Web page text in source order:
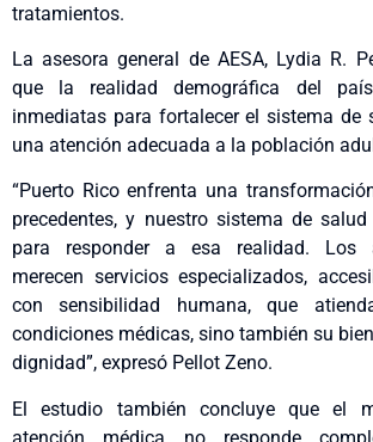
tratamientos.
La asesora general de AESA, Lydia R.
que la realidad demográfica del
inmediatas para fortalecer el sistema de
una atención adecuada a la población
“Puerto Rico enfrenta una
precedentes, y nuestro sistema de
para responder a esa realidad. Los
merecen servicios especializados,
con sensibilidad humana, que
condiciones médicas, sino también su
dignidad”, expresó Pellot Zeno.
El estudio también concluye que el